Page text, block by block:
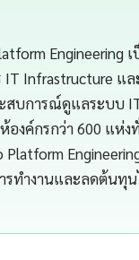
Engineering
IT Infrastructure แล
สบการณ์ดูแลระบบ
องค์กรกว่า 600 แห่
Platform
ทำงานและลดต้นทุน